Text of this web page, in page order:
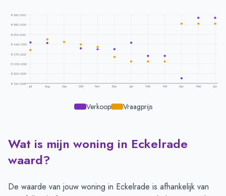
€ 650.000
€ 580.000
€ 510.000
€ 440.000
€ 370.000
€ 300.000
€ 230.000
€ 160.000
Jul Aug Sep Okt Nov Dec Jan Feb Mrt Apr Mei Jun
Verkoop Vraagprijs
Prijsontwikkeling per maand -Eckelrade
Maand
Vraagprijs
Verkoopprijs
Juli
€ 448.875
September € 455.600 -
Wat is mijn woning in Eckelrade
waard?
De waarde van jouw woning in Eckelrade is afhankelijk van